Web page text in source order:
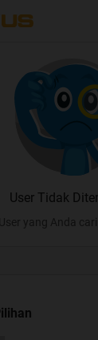
User Tidak
User yang Anda